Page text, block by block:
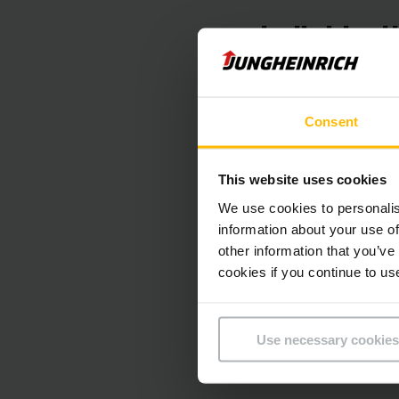
Consent
This website uses cookies
We use cookies to
information about your use
other information that
cookies if you continue to
Use necessary
unterschiedlichen
Modul auf
Durch
Gewaltschäden
Sicherheit im
einem deutlichen
Behandlung der